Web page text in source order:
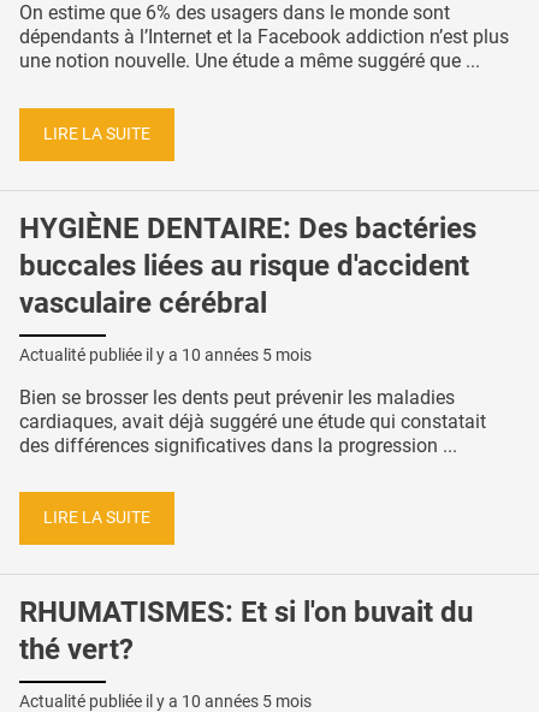
On estime que 6% des usagers dans le monde sont
dépendants à l’Internet et la Facebook addiction n’est plus
une notion nouvelle. Une étude a même suggéré que ...
LIRE LA SUITE
HYGIÈNE DENTAIRE: Des bactéries
buccales liées au risque d'accident
vasculaire cérébral
Actualité publiée il y a 10 années 5 mois
Bien se brosser les dents peut prévenir les maladies
cardiaques, avait déjà suggéré une étude qui constatait
des différences significatives dans la progression ...
LIRE LA SUITE
RHUMATISMES: Et si l'on buvait du
thé vert?
Actualité publiée il y a 10 années 5 mois